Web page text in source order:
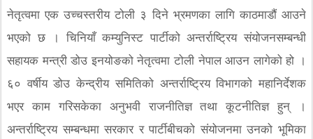
नेतृत्वमा एक उच्चस्तरीय टोली ३ दिने भ्रमणका लागि काठमाडौं आउने
भएको छ । चिनियाँ कम्युनिस्ट पार्टीको अन्तर्राष्ट्रिय संयोजनसम्बन्धी
सहायक मन्त्री डोउ इनयोङको नेतृत्वमा टोली नेपाल आउन लागेको हो ।
६० वर्षीय डोउ केन्द्रीय समितिको अन्तर्राष्ट्रिय विभागको महानिर्देशक
भएर काम गरिसकेका अनुभवी राजनीतिज्ञ तथा कूटनीतिज्ञ हुन् ।
अन्तर्राष्ट्रिय सम्बन्धमा सरकार र पार्टीबीचको संयोजनमा उनको भूमिका